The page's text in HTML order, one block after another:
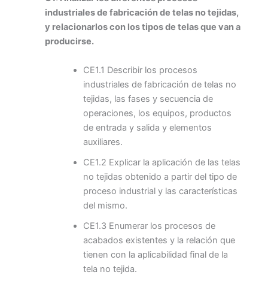
industriales de fabricación de telas no tejidas,
y relacionarlos con los tipos de telas que van a
producirse.
CE1.1 Describir los procesos
industriales de fabricación de telas no
tejidas, las fases y secuencia de
operaciones, los equipos, productos
de entrada y salida y elementos
auxiliares.
CE1.2 Explicar la aplicación de las telas
no tejidas obtenido a partir del tipo de
proceso industrial y las características
del mismo.
CE1.3 Enumerar los procesos de
acabados existentes y la relación que
tienen con la aplicabilidad final de la
tela no tejida.